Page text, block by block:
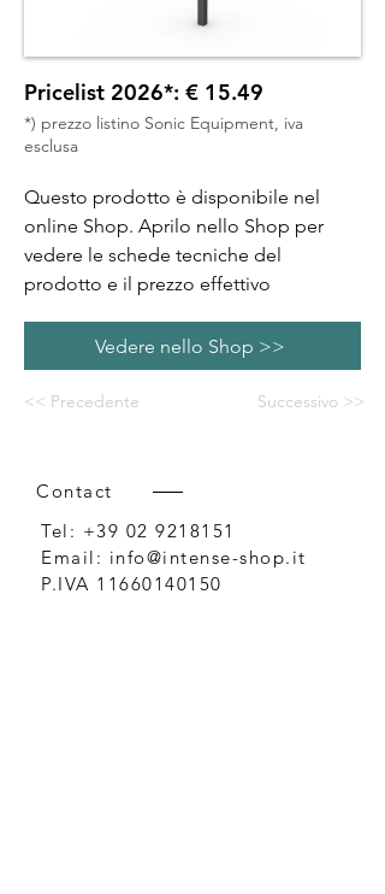
Pricelist 2026*: € 15.49
*) prezzo listino Sonic Equipment, iva
esclusa
Questo prodotto è disponibile nel
online Shop. Aprilo nello Shop per
vedere le schede tecniche del
prodotto e il prezzo effettivo
Vedere nello Shop >>
<< Precedente Successivo >>
Contact
Tel: +39 02 9218151
Email: info@intense-shop.it
P.IVA 11660140150